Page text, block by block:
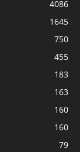
4086
1645
750
455
183
163
160
160
79